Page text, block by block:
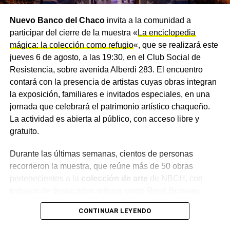
Nuevo Banco del Chacoinvita a la comunidad a
participar del cierre de la muestra «La enciclopedia
mágica: la colección como refugio«, que se realizará este
jueves 6 de agosto, a las 19:30, en el Club Social de
Resistencia, sobre avenida Alberdi 283. El encuentro
contará con la presencia de artistas cuyas obras integran
la exposición, familiares e invitados especiales, en una
jornada que celebrará el patrimonio artístico chaqueño.
La actividad es abierta al público, con acceso libre y
gratuito.
Durante las últimas semanas, cientos de personas
recorrieron la muestra, que reúne más de 50 obras
pertenecientes a la
colección de arte
de NBCH, con
Sánchez Kelly, Alfredo Pértile, Rodolfo Schenone, Milo
Lockett, Mario Natalini, Stegmayer, Luciano Acosta,
CONTINUAR LEYENDO